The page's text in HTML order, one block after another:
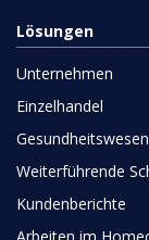
Lösungen
Unternehmen
Einzelhandel
Gesundheitswesen
Weiterführende
Kundenberichte